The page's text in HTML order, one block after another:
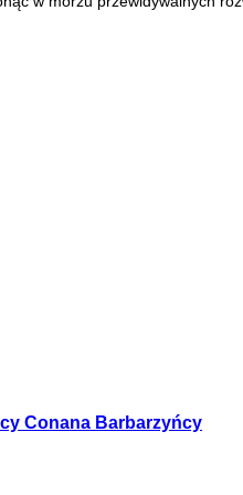
Conana Barbarzyńcy